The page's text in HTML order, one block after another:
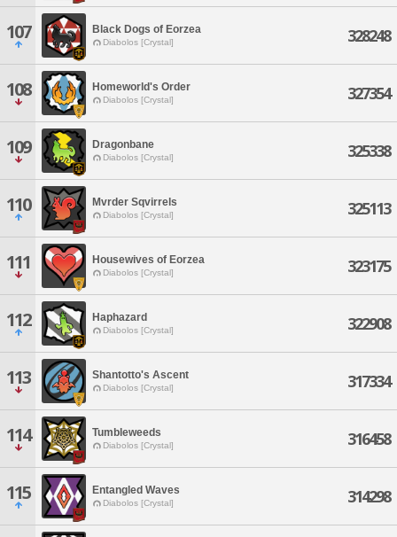
107 Black Dogs of Eorzea
Diabolos [Crystal] 328248
108 Homeworld's Order
Diabolos [Crystal] 327354
109 Dragonbane
Diabolos [Crystal] 325338
110 Mvrder Sqvirrels
Diabolos [Crystal] 325113
111 Housewives of Eorzea
Diabolos [Crystal] 323175
112 Haphazard
Diabolos [Crystal] 322908
113 Shantotto's Ascent
Diabolos [Crystal] 317334
114 Tumbleweeds
Diabolos [Crystal] 316458
115 Entangled Waves
Diabolos [Crystal] 314298